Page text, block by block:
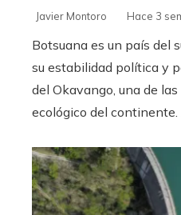
Javier Montoro Hace 3
Botsuana es un país del
su estabilidad política y
del Okavango, una de
ecológico del continente.